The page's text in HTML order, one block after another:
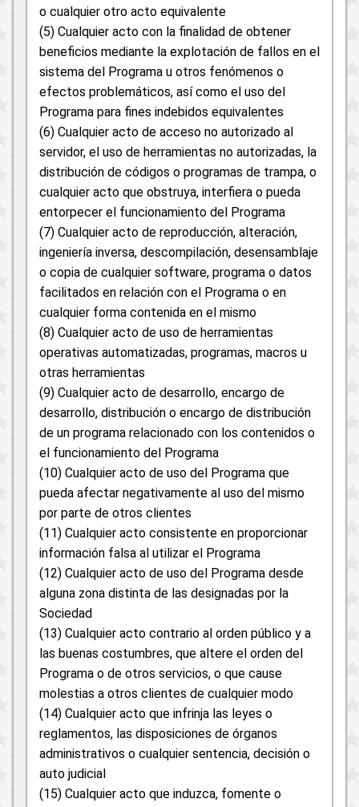
o cualquier otro acto equivalente
(5) Cualquier acto con la finalidad de obtener
beneficios mediante la explotación de fallos en el
sistema del Programa u otros fenómenos o
efectos problemáticos, así como el uso del
Programa para fines indebidos equivalentes
(6) Cualquier acto de acceso no autorizado al
servidor, el uso de herramientas no autorizadas, la
distribución de códigos o programas de trampa, o
cualquier acto que obstruya, interfiera o pueda
entorpecer el funcionamiento del Programa
(7) Cualquier acto de reproducción, alteración,
ingeniería inversa, descompilación, desensamblaje
o copia de cualquier software, programa o datos
facilitados en relación con el Programa o en
cualquier forma contenida en el mismo
(8) Cualquier acto de uso de herramientas
operativas automatizadas, programas, macros u
otras herramientas
(9) Cualquier acto de desarrollo, encargo de
desarrollo, distribución o encargo de distribución
de un programa relacionado con los contenidos o
el funcionamiento del Programa
(10) Cualquier acto de uso del Programa que
pueda afectar negativamente al uso del mismo
por parte de otros clientes
(11) Cualquier acto consistente en proporcionar
información falsa al utilizar el Programa
(12) Cualquier acto de uso del Programa desde
alguna zona distinta de las designadas por la
Sociedad
(13) Cualquier acto contrario al orden público y a
las buenas costumbres, que altere el orden del
Programa o de otros servicios, o que cause
molestias a otros clientes de cualquier modo
(14) Cualquier acto que infrinja las leyes o
reglamentos, las disposiciones de órganos
administrativos o cualquier sentencia, decisión o
auto judicial
(15) Cualquier acto que induzca, fomente o